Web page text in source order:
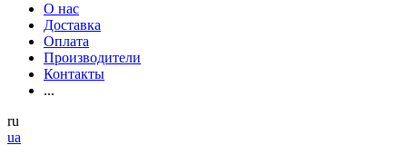
О нас
Доставка
Оплата
Производители
Контакты
...
ru
ua